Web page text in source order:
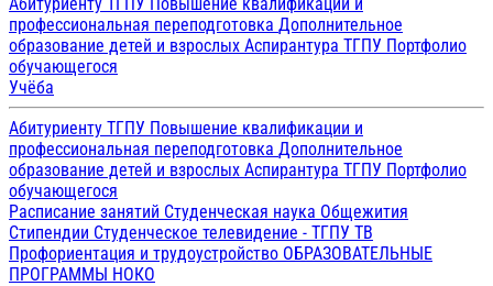
профессиональная переподготовка Дополнительное
образование детей и взрослых Аспирантура ТГПУ Портфолио
обучающегося
Учёба
Абитуриенту ТГПУ Повышение квалификации и
профессиональная переподготовка Дополнительное
образование детей и взрослых Аспирантура ТГПУ Портфолио
обучающегося
Расписание занятий Студенческая наука Общежития
Стипендии Студенческое телевидение - ТГПУ ТВ
Профориентация и трудоустройство ОБРАЗОВАТЕЛЬНЫЕ
ПРОГРАММЫ НОКО